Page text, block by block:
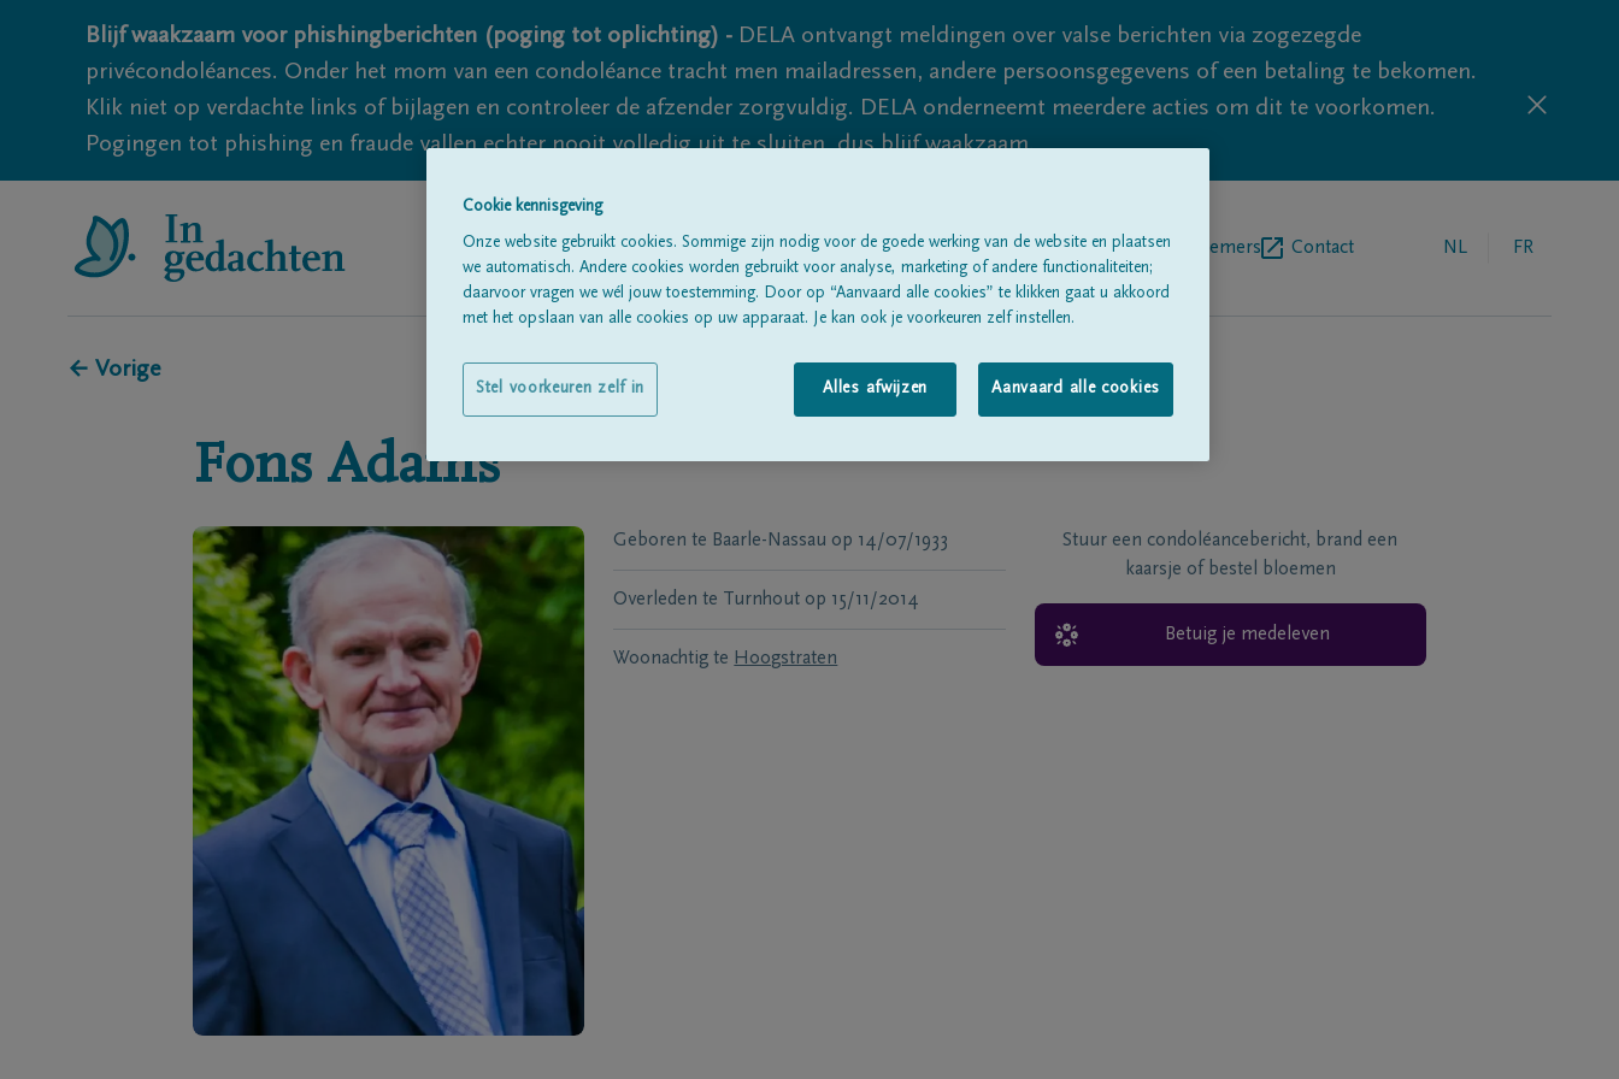
Blijf waakzaam voor phishingberichten (poging tot oplichting) - DELA ontvangt meldingen over valse berichten via zogezegde
privécondoléances. Onder het mom van een condoléance tracht men mailadressen, andere persoonsgegevens of een betaling te bekomen.
Klik niet op verdachte links of bijlagen en controleer de afzender zorgvuldig. DELA onderneemt meerdere acties om dit te voorkomen.
Pogingen tot phishing en fraude vallen echter nooit volledig uit te sluiten, dus blijf waakzaam.
Alle rouwberichtenOver onsBegrafenisondernemers Contact NL FR
← Vorige
Fons Adams
Geboren te Baarle-Nassau op 14/07/1933
Overleden te Turnhout op 15/11/2014
Woonachtig te Hoogstraten
Stuur een condoléancebericht, brand een
kaarsje of bestel bloemen
Betuig je medeleven
Cookie kennisgeving
Onze website gebruikt cookies. Sommige zijn nodig voor de goede werking van de website en plaatsen
we automatisch. Andere cookies worden gebruikt voor analyse, marketing of andere functionaliteiten;
daarvoor vragen we wél jouw toestemming. Door op “Aanvaard alle cookies” te klikken gaat u akkoord
met het opslaan van alle cookies op uw apparaat. Je kan ook je voorkeuren zelf instellen.
Alles afwijzen Aanvaard alle cookies
Stel voorkeuren zelf in